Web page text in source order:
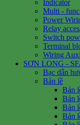
Indicator
Multi -
Power
Relay
Switch
Terminal
Wiring
SƠN LONG -
Bạc dẫn
Bản lề
Bản
Bản
Bản
Bản